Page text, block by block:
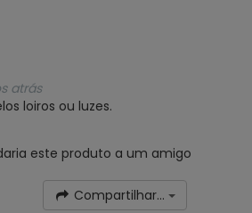
atrás
loiros ou luzes.
este produto a um amigo
Compartilhar...